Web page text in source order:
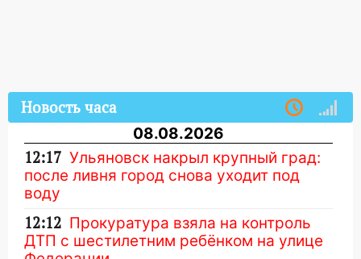
Новость часа
08.08.2026
12:17 Ульяновск накрыл крупный град:
после ливня город снова уходит под
воду
12:12 Прокуратура взяла на контроль
ДТП с шестилетним ребёнком на улице